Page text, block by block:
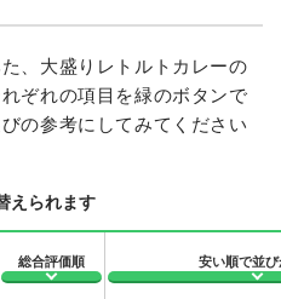
、大盛りレトルトカレーの
ぞれの項目を緑のボタンで
の参考にしてみてください
えられます
総合評価順 安い順で並